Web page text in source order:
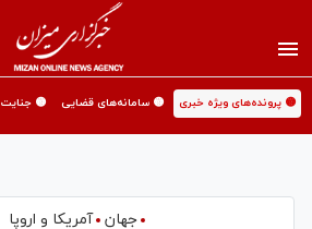
🟡 پرونده‌های ویژه خبری 🟡 سامانه‌های قضایی 🟡
جهان
آمریکا و اروپا